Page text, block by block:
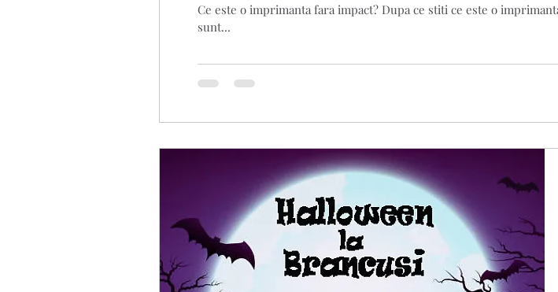
Ce este o imprimanta fara impact? Dupa ce stiti ce este o
sunt...